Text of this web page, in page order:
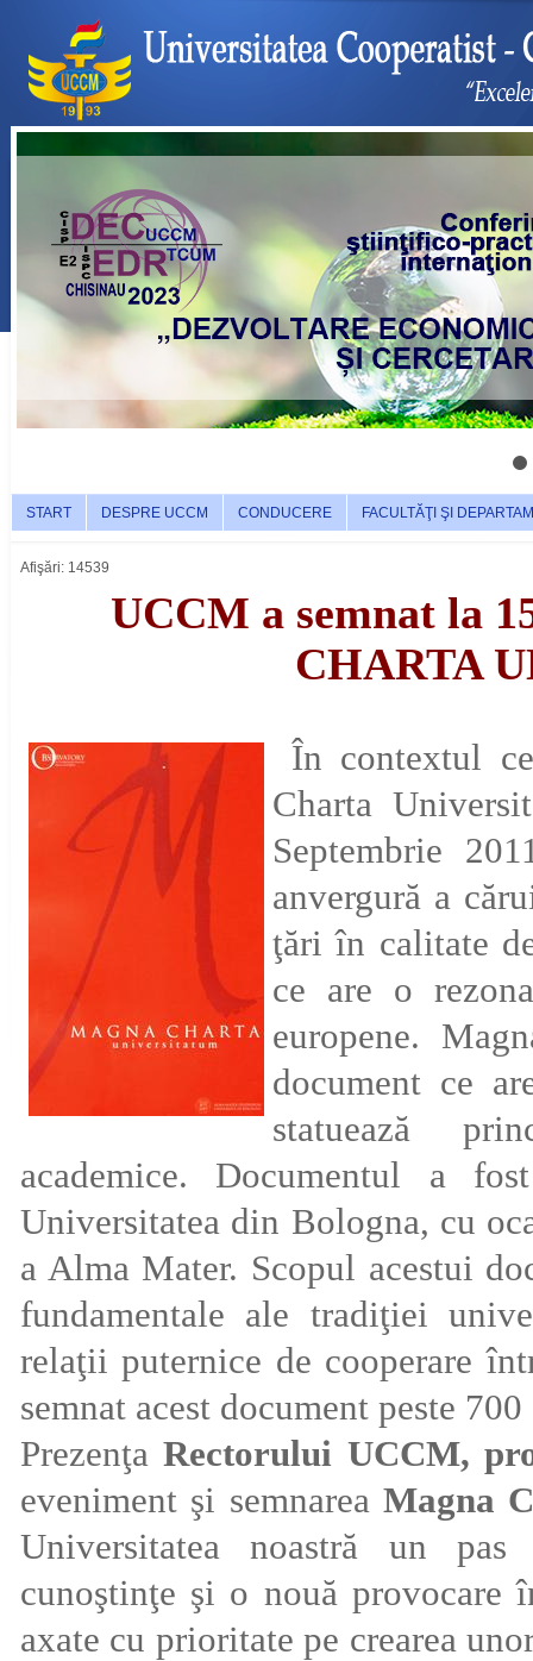
START DESPRE UCCM CONDUCERE FACULTĂŢI ŞI
Afişări: 14539
UCCM a semnat la
CHARTA
În contextul
Charta
Septembrie
anvergură a
ţări în calitate
ce are o
europene.
document ce
statuează
academice. Documentul a
Universitatea din Bologna, cu
a Alma Mater. Scopul acestui
fundamentale ale tradiţiei
relaţii puternice de cooperare
semnat acest document peste
PrezenţaRectorului UCCM,
eveniment şi semnarea Magna
Universitatea noastră un
cunoştinţe şi o nouă provocare
axate cu prioritate pe crearea